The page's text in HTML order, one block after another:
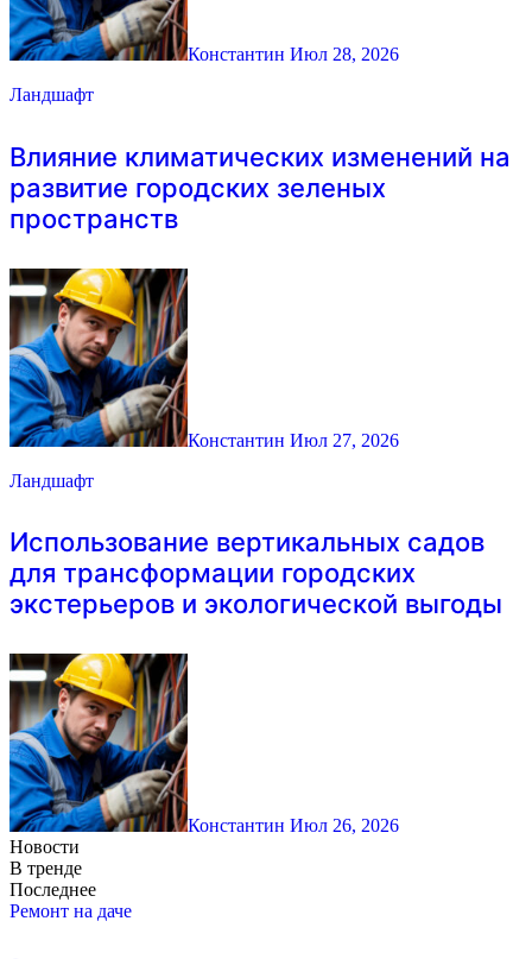
Константин Июл 28, 2026
Ландшафт
Влияние климатических изменений на
развитие городских зеленых
пространств
Константин Июл 27, 2026
Ландшафт
Использование вертикальных садов
для трансформации городских
экстерьеров и экологической выгоды
Константин Июл 26, 2026
Новости
В тренде
Последнее
Ремонт на даче